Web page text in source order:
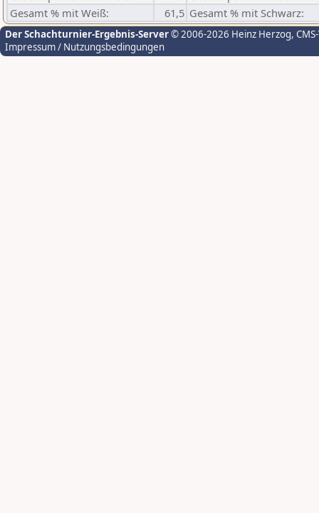
Gesamt % mit Weiß:
61,5 Gesamt % mit Schwarz:
Der Schachturnier-Ergebnis-Server© 2006-2026 Heinz Herzog,
Impressum / Nutzungsbedingungen